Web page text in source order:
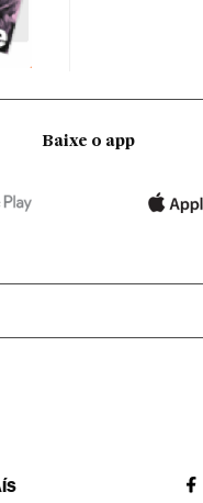
Baixe o app